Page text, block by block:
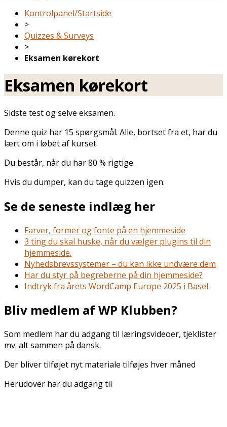
Kontrolpanel/Startside
>
Quizzes & Surveys
>
Eksamen kørekort
Eksamen kørekort
Sidste test og selve eksamen.
Denne quiz har 15 spørgsmål. Alle, bortset fra et, har du
lært om i løbet af kurset.
Du består, når du har 80 % rigtige.
Hvis du dumper, kan du tage quizzen igen.
Se de seneste indlæg her
Farver, former og fonte på en hjemmeside
3 ting du skal huske, når du vælger plugins til din
hjemmeside.
Nyhedsbrevssystemer – du kan ikke undvære dem
Har du styr på begreberne på din hjemmeside?
Indtryk fra årets WordCamp Europe 2025 i Basel
Bliv medlem af WP Klubben?
Som medlem har du adgang til læringsvideoer, tjeklister
mv. alt sammen på dansk.
Der bliver tilføjet nyt materiale tilføjes hver måned
Herudover har du adgang til